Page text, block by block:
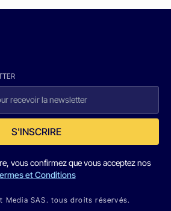
S'INSCRIRE
vous confirmez que vous acceptez nos
et Conditions
Media SAS. tous droits réservés.